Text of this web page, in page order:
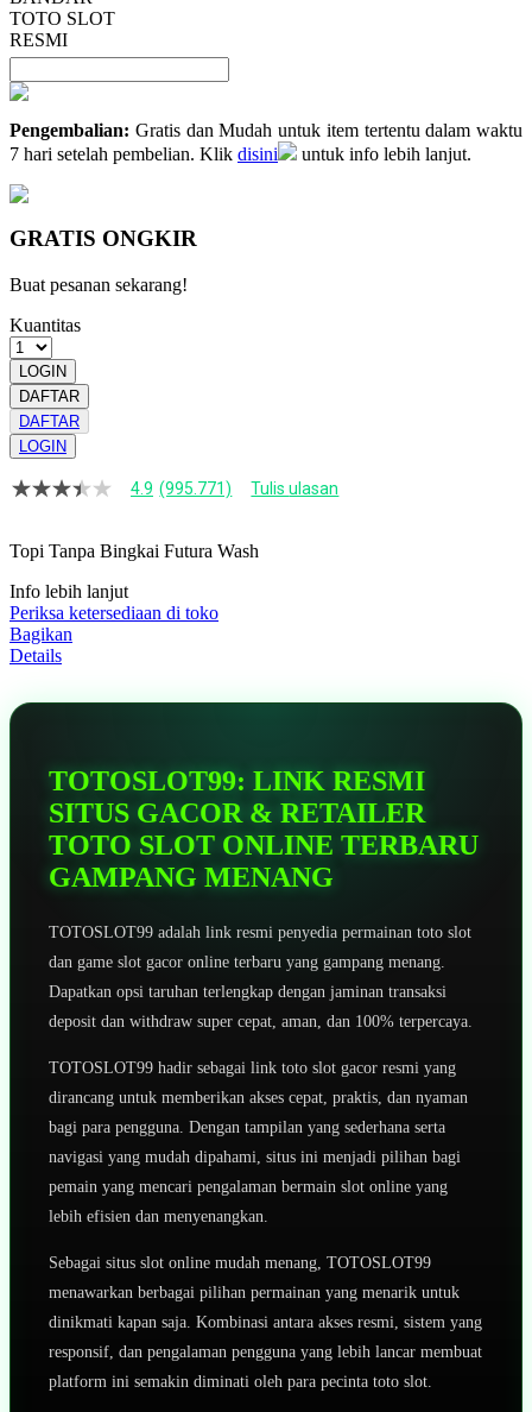
TOTO SLOT
RESMI
Pengembalian: Gratis dan Mudah untuk item tertentu dalam waktu
7 hari setelah pembelian. Klik disini untuk info lebih lanjut.
GRATIS ONGKIR
Buat pesanan sekarang!
Kuantitas
LOGIN
DAFTAR
DAFTAR
LOGIN
4.9
bintang,
rating
rata-
rata.
Read
13
Tautan
4.9 (995.771) Tulis ulasan
Topi Tanpa Bingkai Futura Wash
Info lebih lanjut
Periksa ketersediaan di toko
Bagikan
Details
TOTOSLOT99: LINK RESMI
SITUS GACOR & RETAILER
TOTO SLOT ONLINE TERBARU
GAMPANG MENANG
TOTOSLOT99 adalah link resmi penyedia permainan toto slot
dan game slot gacor online terbaru yang gampang menang.
Dapatkan opsi taruhan terlengkap dengan jaminan transaksi
deposit dan withdraw super cepat, aman, dan 100% terpercaya.
TOTOSLOT99 hadir sebagai link toto slot gacor resmi yang
dirancang untuk memberikan akses cepat, praktis, dan nyaman
bagi para pengguna. Dengan tampilan yang sederhana serta
navigasi yang mudah dipahami, situs ini menjadi pilihan bagi
pemain yang mencari pengalaman bermain slot online yang
lebih efisien dan menyenangkan.
Sebagai situs slot online mudah menang, TOTOSLOT99
menawarkan berbagai pilihan permainan yang menarik untuk
dinikmati kapan saja. Kombinasi antara akses resmi, sistem yang
responsif, dan pengalaman pengguna yang lebih lancar membuat
platform ini semakin diminati oleh para pecinta toto slot.